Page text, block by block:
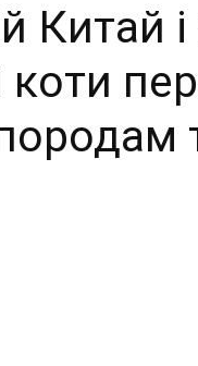
Китай
коти